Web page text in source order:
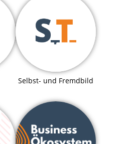
Selbst- und Fremdbild